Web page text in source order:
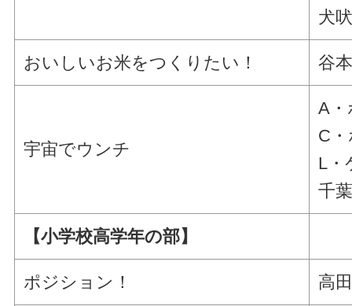
犬
おいしいお米をつくりたい！ 谷
宇宙でウンチ
A・
C
L・
千
【小学校高学年の部】
ポジション！ 高